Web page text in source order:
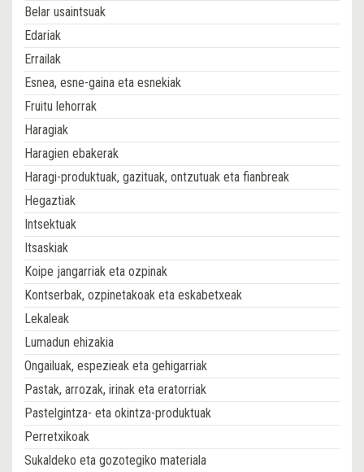
Belar usaintsuak
Edariak
Errailak
Esnea, esne-gaina eta esnekiak
Fruitu lehorrak
Haragiak
Haragien ebakerak
Haragi-produktuak, gazituak, ontzutuak eta fianbreak
Hegaztiak
Intsektuak
Itsaskiak
Koipe jangarriak eta ozpinak
Kontserbak, ozpinetakoak eta eskabetxeak
Lekaleak
Lumadun ehizakia
Ongailuak, espezieak eta gehigarriak
Pastak, arrozak, irinak eta eratorriak
Pastelgintza- eta okintza-produktuak
Perretxikoak
Sukaldeko eta gozotegiko materiala